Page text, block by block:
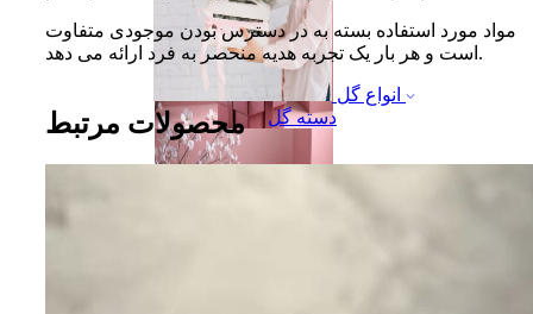
انواع گل
دسته گل
مواد مورد استفاده بسته به در دسترس بودن موجودی متفاوت
است و هر بار یک تجربه هدیه منحصر به فرد ارائه می دهد.
محصولات مرتبط